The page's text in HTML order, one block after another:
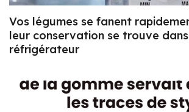
Vos légumes se fanent
leur conservation se trouve
réfrigérateur